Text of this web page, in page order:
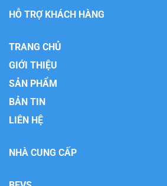
HỖ TRỢ KHÁCH HÀNG
TRANG CHỦ
GIỚI THIỆU
SẢN PHẨM
BẢN TIN
LIÊN HỆ
NHÀ CUNG CẤP